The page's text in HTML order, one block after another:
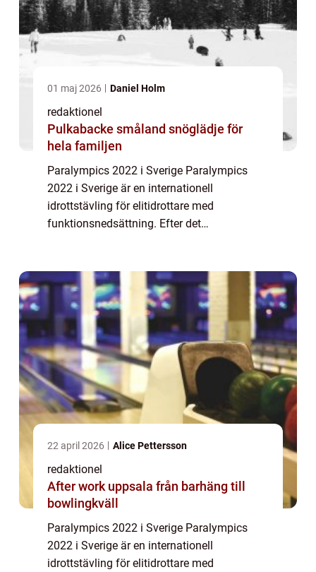
01 maj 2026 Daniel Holm
redaktionel
Pulkabacke småland snöglädje för
hela familjen
Paralympics 2022 i Sverige Paralympics
2022 i Sverige är en internationell
idrottstävling för elitidrottare med
funktionsnedsättning. Efter det
Paralympics en fortsättning ...
22 april 2026 Alice Pettersson
redaktionel
After work uppsala från barhäng till
bowlingkväll
Paralympics 2022 i Sverige Paralympics
2022 i Sverige är en internationell
idrottstävling för elitidrottare med